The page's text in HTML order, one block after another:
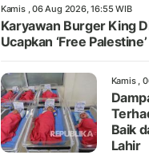
Kamis , 06 Aug 2026, 16:55 WIB
Karyawan Burger King
Ucapkan ‘Free Palestine’
Kamis ,
Baik
Lahir